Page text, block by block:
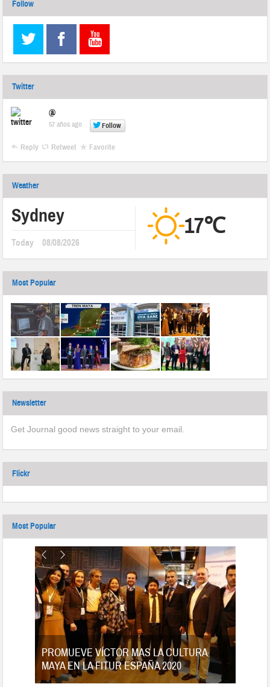
Follow
Twitter
@
57 años ago Follow
Reply Retweet Favorite
Weather
Sydney
Today 08/08/2026
17℃
Most Popular
Newsletter
Get Journal good news straight to your email.
Flickr
Most Popular
PROMUEVE VÍCTOR MAS LA CULTURA
MAYA EN LA FITUR ESPAÑA 2020